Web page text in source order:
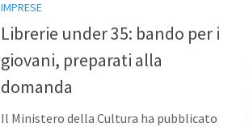
IMPRESE
Librerie under 35: bando per i
giovani, preparati alla
domanda
Il Ministero della Cultura ha pubblicato